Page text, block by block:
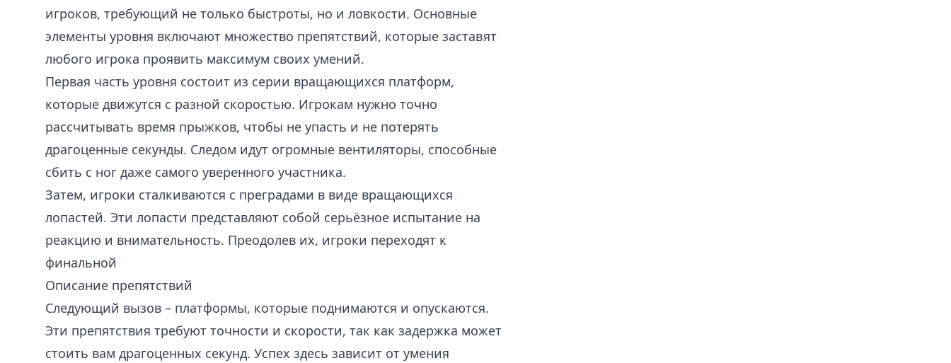
игроков, требующий не только быстроты, но и ловкости. Основные
элементы уровня включают множество препятствий, которые заставят
любого игрока проявить максимум своих умений.
Первая часть уровня состоит из серии вращающихся платформ,
которые движутся с разной скоростью. Игрокам нужно точно
рассчитывать время прыжков, чтобы не упасть и не потерять
драгоценные секунды. Следом идут огромные вентиляторы, способные
сбить с ног даже самого уверенного участника.
Затем, игроки сталкиваются с преградами в виде вращающихся
лопастей. Эти лопасти представляют собой серьёзное испытание на
реакцию и внимательность. Преодолев их, игроки переходят к
финальной
Описание препятствий
Следующий вызов – платформы, которые поднимаются и опускаются.
Эти препятствия требуют точности и скорости, так как задержка может
стоить вам драгоценных секунд. Успех здесь зависит от умения